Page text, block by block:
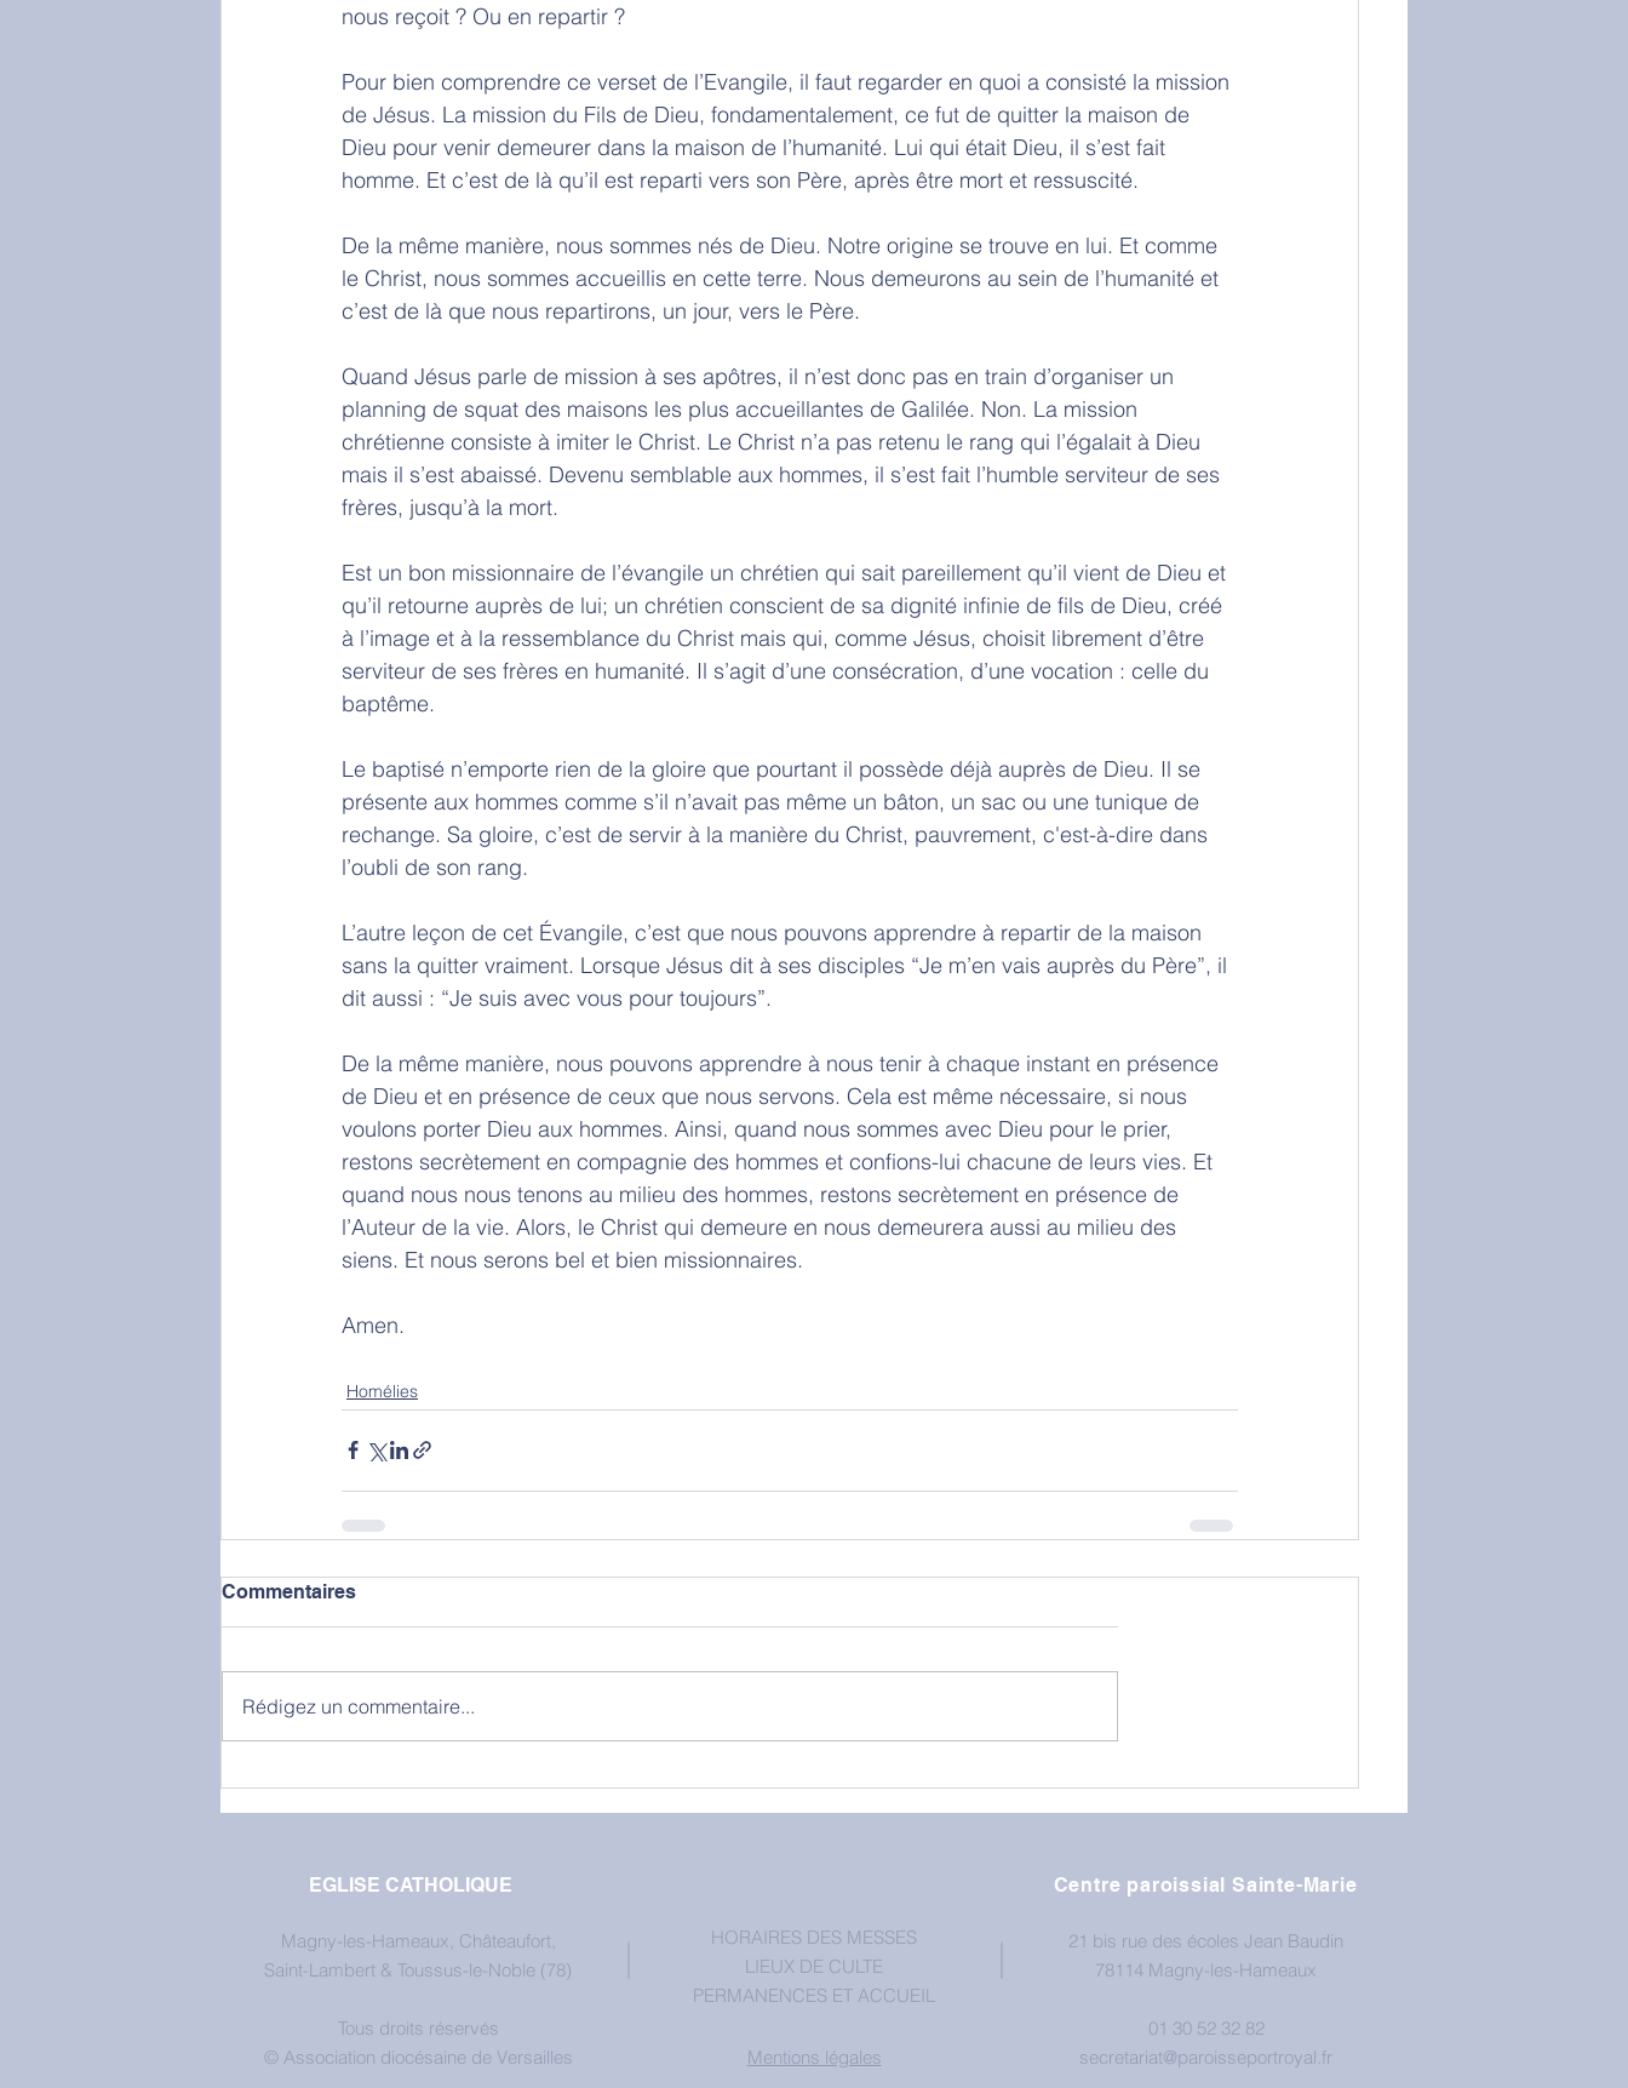
nous reçoit ? Ou en repartir ?
Pour bien comprendre ce verset de l’Evangile, il faut regarder en quoi a consisté la mission
de Jésus. La mission du Fils de Dieu, fondamentalement, ce fut de quitter la maison de
Dieu pour venir demeurer dans la maison de l’humanité. Lui qui était Dieu, il s’est fait
homme. Et c’est de là qu’il est reparti vers son Père, après être mort et ressuscité.
De la même manière, nous sommes nés de Dieu. Notre origine se trouve en lui. Et comme
le Christ, nous sommes accueillis en cette terre. Nous demeurons au sein de l’humanité et
c’est de là que nous repartirons, un jour, vers le Père.
Quand Jésus parle de mission à ses apôtres, il n’est donc pas en train d’organiser un
planning de squat des maisons les plus accueillantes de Galilée. Non. La mission
chrétienne consiste à imiter le Christ. Le Christ n’a pas retenu le rang qui l’égalait à Dieu
mais il s’est abaissé. Devenu semblable aux hommes, il s’est fait l’humble serviteur de ses
frères, jusqu’à la mort.
Est un bon missionnaire de l’évangile un chrétien qui sait pareillement qu’il vient de Dieu et
qu’il retourne auprès de lui; un chrétien conscient de sa dignité infinie de fils de Dieu, créé
à l’image et à la ressemblance du Christ mais qui, comme Jésus, choisit librement d’être
serviteur de ses frères en humanité. Il s’agit d’une consécration, d’une vocation : celle du
baptême.
Le baptisé n’emporte rien de la gloire que pourtant il possède déjà auprès de Dieu. Il se
présente aux hommes comme s’il n’avait pas même un bâton, un sac ou une tunique de
rechange. Sa gloire, c’est de servir à la manière du Christ, pauvrement, c'est-à-dire dans
l’oubli de son rang.
L’autre leçon de cet Évangile, c’est que nous pouvons apprendre à repartir de la maison
sans la quitter vraiment. Lorsque Jésus dit à ses disciples “Je m’en vais auprès du Père”, il
dit aussi : “Je suis avec vous pour toujours”.
De la même manière, nous pouvons apprendre à nous tenir à chaque instant en présence
de Dieu et en présence de ceux que nous servons. Cela est même nécessaire, si nous
voulons porter Dieu aux hommes. Ainsi, quand nous sommes avec Dieu pour le prier,
restons secrètement en compagnie des hommes et confions-lui chacune de leurs vies. Et
quand nous nous tenons au milieu des hommes, restons secrètement en présence de
l’Auteur de la vie. Alors, le Christ qui demeure en nous demeurera aussi au milieu des
siens. Et nous serons bel et bien missionnaires.
Amen.
Homélies
Commentaires
Rédigez un commentaire...
EGLISE CATHOLIQUE Centre paroissial Sainte-Marie
Magny-les-Hameaux, Châteaufort,
Saint-Lambert & Toussus-le-Noble (78)
Tous droits réservés
© Association diocésaine de Versailles
HORAIRES DES MESSES
LIEUX DE CULTE
PERMANENCES ET ACCUEIL
Mentions légales
21 bis rue des écoles Jean Baudin
78114 Magny-les-Hameaux
01 30 52 32 82
secretariat@paroisseportroyal.fr